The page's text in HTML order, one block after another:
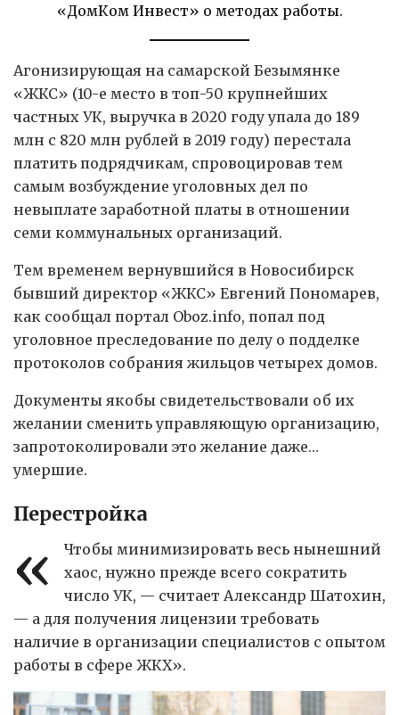
«ДомКом Инвест» о методах работы.
Агонизирующая на самарской Безымянке
«ЖКС» (10-е место в топ-50 крупнейших
частных УК, выручка в 2020 году упала до 189
млн с 820 млн рублей в 2019 году) перестала
платить подрядчикам, спровоцировав тем
самым возбуждение уголовных дел по
невыплате заработной платы в отношении
семи коммунальных организаций.
Тем временем вернувшийся в Новосибирск
бывший директор «ЖКС» Евгений Пономарев,
как сообщал портал Oboz.info, попал под
уголовное преследование по делу о подделке
протоколов собрания жильцов четырех домов.
Документы якобы свидетельствовали об их
желании сменить управляющую организацию,
запротоколировали это желание даже…
умершие.
Перестройка
«
Чтобы минимизировать весь нынешний
хаос, нужно прежде всего сократить
число УК, — считает Александр Шатохин,
— а для получения лицензии требовать
наличие в организации специалистов с опытом
работы в сфере ЖКХ».